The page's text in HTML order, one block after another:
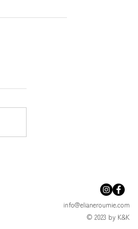
info@elianeroumie.com
© 2023 by K&K